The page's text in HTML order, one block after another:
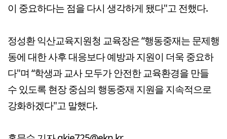
이 중요하다는 점을 다시 생각하게 됐다"고 전했다.
정성환 익산교육지원청 교육장은 “행동중재는 문제행
동에 대한 사후 대응보다 예방과 지원이 더욱 중요하
다"며 “학생과 교사 모두가 안전한 교육환경을 만들
수 있도록 현장 중심의 행동중재 지원을 지속적으로
강화하겠다"고 말했다.